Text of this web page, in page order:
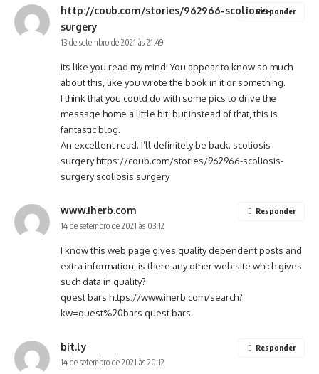
http://coub.com/stories/962966-scoliosis-
surgery
13 de setembro de 2021 às 21:49
Its like you read my mind! You appear to know so much
about this, like you wrote the book in it or something.
I think that you could do with some pics to drive the
message home a little bit, but instead of that, this is
fantastic blog.
An excellent read. I’ll definitely be back. scoliosis
surgeryhttps://coub.com/stories/962966-scoliosis-
surgeryscoliosis surgery
Responder
www.iherb.com
14 de setembro de 2021 às 03:12
I know this web page gives quality dependent posts and
extra information, is there any other web site which gives
such data in quality?
quest bars https://www.iherb.com/search?
kw=quest%20bars quest bars
Responder
bit.ly
14 de setembro de 2021 às 20:12
Responder